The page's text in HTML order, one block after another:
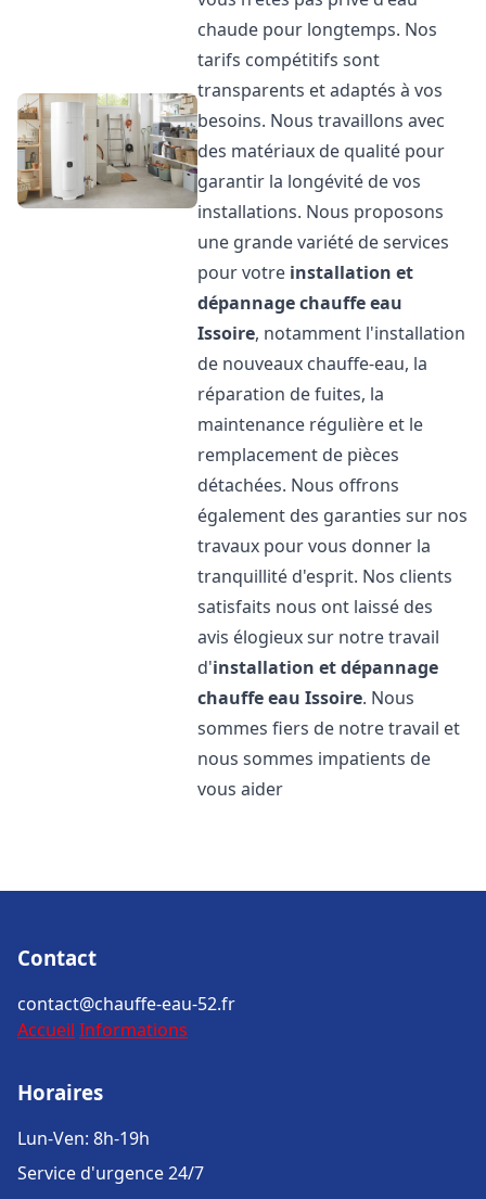
chaude pour longtemps. Nos
tarifs compétitifs sont
transparents et adaptés à vos
besoins. Nous travaillons avec
des matériaux de qualité pour
garantir la longévité de vos
installations. Nous proposons
une grande variété de services
pour votre installation et
dépannage chauffe eau
Issoire, notamment l'installation
de nouveaux chauffe-eau, la
réparation de fuites, la
maintenance régulière et le
remplacement de pièces
détachées. Nous offrons
également des garanties sur nos
travaux pour vous donner la
tranquillité d'esprit. Nos clients
satisfaits nous ont laissé des
avis élogieux sur notre travail
d'installation et dépannage
chauffe eau Issoire. Nous
sommes fiers de notre travail et
nous sommes impatients de
vous aider
Contact
contact@chauffe-eau-52.fr
Accueil Informations
Horaires
Lun-Ven: 8h-19h
Service d'urgence 24/7